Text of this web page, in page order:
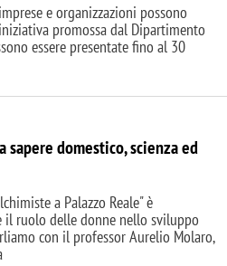
e organizzazioni possono
promossa dal Dipartimento
essere presentate fino al 30
domestico, scienza ed
a Palazzo Reale" è
il ruolo delle donne nello sviluppo
con il professor Aurelio Molaro,